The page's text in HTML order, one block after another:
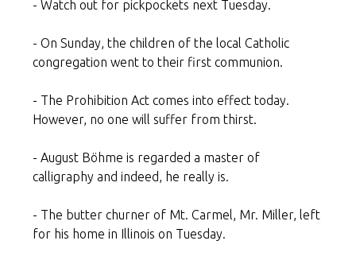
- Watch out for pickpockets next Tuesday.
- On Sunday, the children of the local Catholic
congregation went to their first communion.
- The Prohibition Act comes into effect today.
However, no one will suffer from thirst.
- August Böhme is regarded a master of
calligraphy and indeed, he really is.
- The butter churner of Mt. Carmel, Mr. Miller, left
for his home in Illinois on Tuesday.